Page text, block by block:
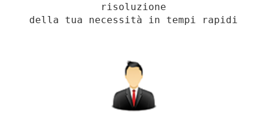
risoluzione
della tua necessità in tempi rapidi